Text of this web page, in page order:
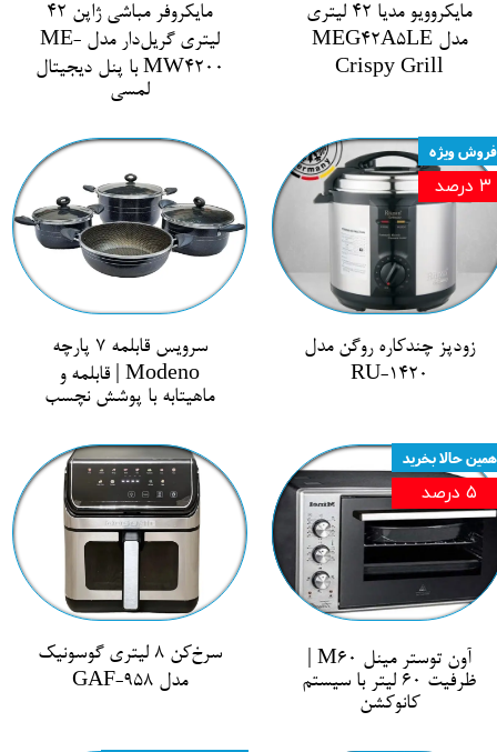
مایکروویو مدیا 42 لیتری
مدل MEG42A5LE
Crispy Grill
مایکروفر مباشی ژاپن 42
لیتری گریل‌دار مدل ME-
MW4200 با پنل دیجیتال
لمسی
زودپز چندکاره روگن مدل
RU-1420
فروش ویژه
۳ درصد
سرویس قابلمه 7 پارچه
Modeno | قابلمه و
ماهیتابه با پوشش نچسب
ظرفیت 60 لیتر با سیستم
کانوکشن
همین حالا بخرید
۵ درصد
سرخ‌کن 8 لیتری گوسونیک
مدل GAF-958